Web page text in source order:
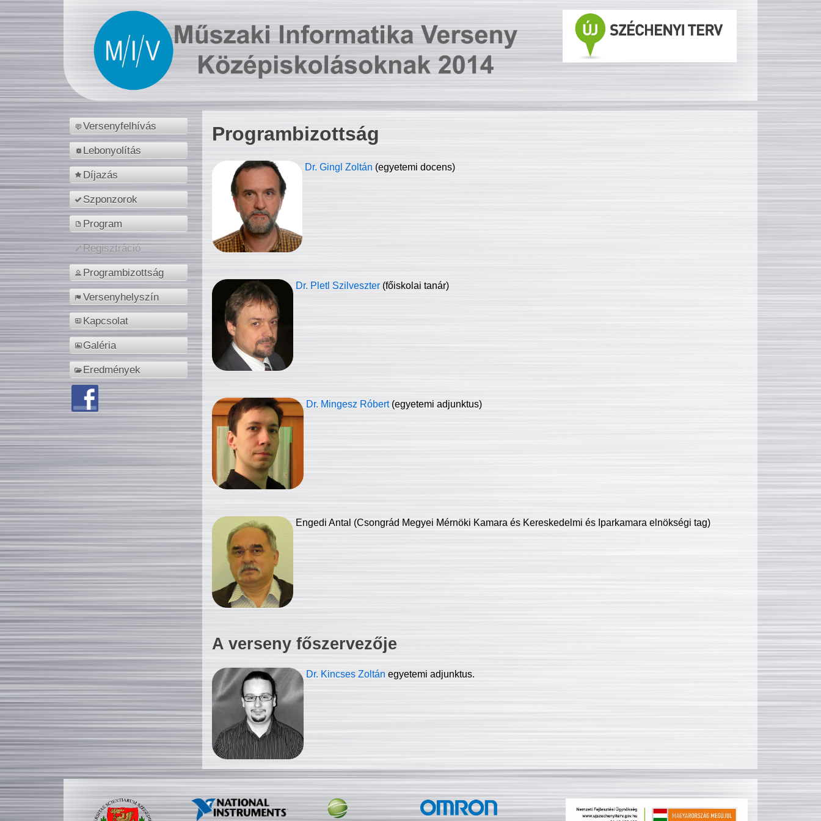
Versenyfelhívás
Lebonyolítás
Díjazás
Szponzorok
Program
Regisztráció
Programbizottság
Versenyhelyszín
Kapcsolat
Galéria
Eredmények
Programbizottság
Dr. Gingl Zoltán (egyetemi docens)
Dr. Pletl Szilveszter (főiskolai tanár)
Dr. Mingesz Róbert (egyetemi adjunktus)
Engedi Antal (Csongrád Megyei Mérnöki Kamara és Kereskedelmi és Iparkamara elnökségi tag)
A verseny főszervezője
Dr. Kincses Zoltán egyetemi adjunktus.